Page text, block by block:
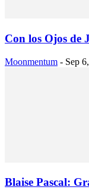
Con los Ojos de
Moonmentum - Sep
Blaise Pascal: